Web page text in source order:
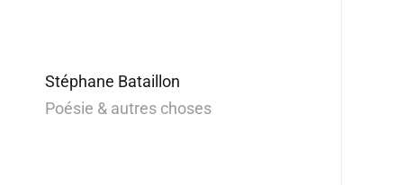
Stéphane Bataillon
Poésie & autres choses